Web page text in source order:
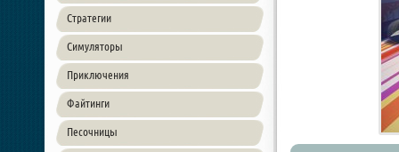
Стратегии
Симуляторы
Приключения
Файтинги
Песочницы